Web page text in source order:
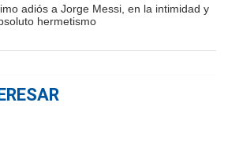
adiós a Jorge Messi, en la intimidad y
hermetismo